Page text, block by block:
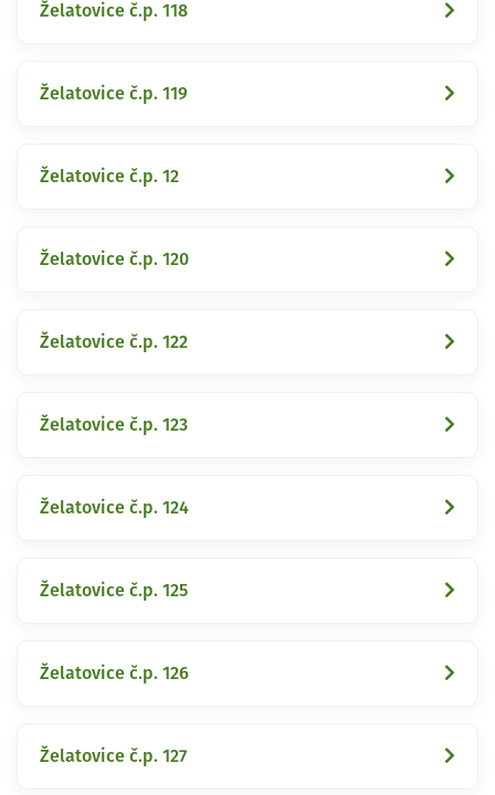
Želatovice č.p. 118
Želatovice č.p. 119
Želatovice č.p. 12
Želatovice č.p. 120
Želatovice č.p. 122
Želatovice č.p. 123
Želatovice č.p. 124
Želatovice č.p. 125
Želatovice č.p. 126
Želatovice č.p. 127